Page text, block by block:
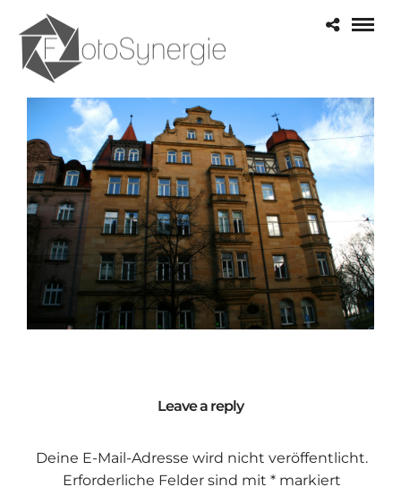
Leave a reply
Deine E-Mail-Adresse wird nicht veröffentlicht.
Erforderliche Felder sind mit *markiert